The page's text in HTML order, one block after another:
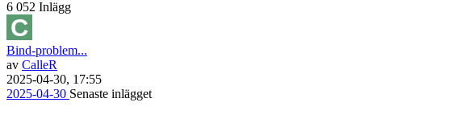
6 052 Inlägg
Bind-problem...
av CalleR
2025-04-30, 17:55
2025-04-30 Senaste inlägget